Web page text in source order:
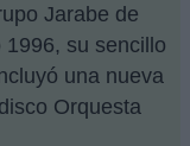
Jarabe de
su sencillo
una nueva
Orquesta